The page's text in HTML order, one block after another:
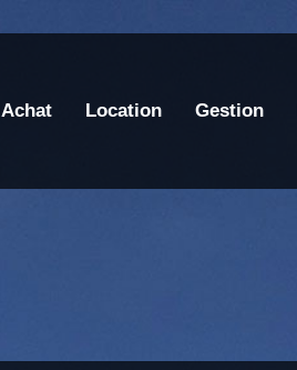
Achat Location Gestion